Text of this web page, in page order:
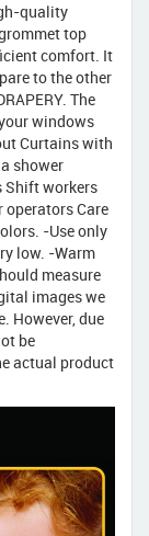
quality
top
comfort. It
to the other
The
windows
Curtains with
shower
Shift workers
operators Care
-Use only
low. -Warm
measure
images we
However, due
be
actual product